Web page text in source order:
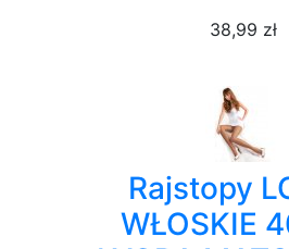
38,99 zł
Rajstopy
WŁOSKIE